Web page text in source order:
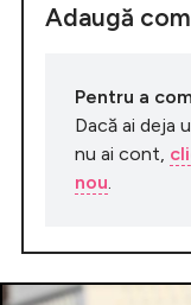
Adaugă
Pentru a
Dacă ai deja
nu ai cont,
nou